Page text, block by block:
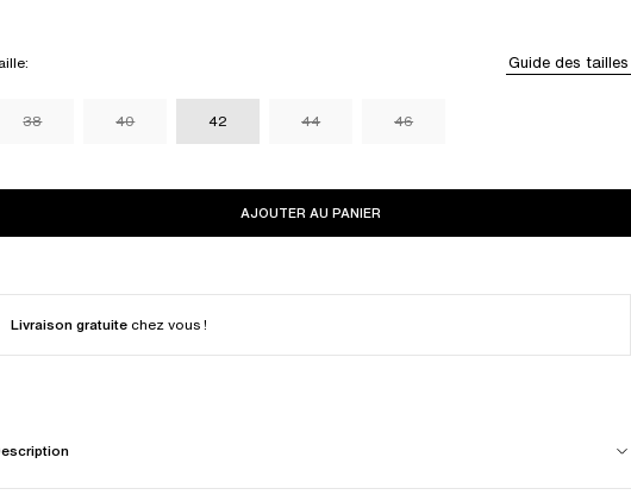
: Guide des tailles
38 40 42 44 46
AJOUTER AU PANIER
Livraison gratuite chez vous !